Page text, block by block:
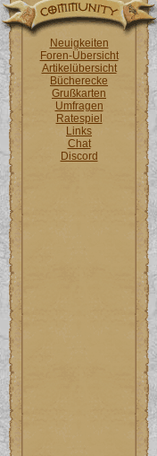
Neuigkeiten
Foren-Übersicht
Artikelübersicht
Bücherecke
Grußkarten
Umfragen
Ratespiel
Links
Chat
Discord